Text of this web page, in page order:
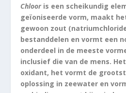
Chlooris een scheikundig
geïoniseerde vorm, maakt
gewoon zout
bestanddelen en vormt een
onderdeel in de meeste
inclusief die van de mens.
oxidant, het vormt de
oplossing in zeewater en